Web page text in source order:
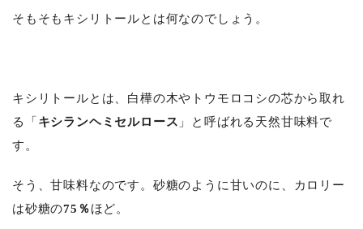
そもそもキシリトールとは何なのでしょう。
キシリトールとは、白樺の木やトウモロコシの芯から取れ
る「 キシランヘミセルロース 」と呼ばれる天然甘味料で
す。
そう、甘味料なのです。 砂糖のように甘いのに、カロリー
は砂糖の75 ％ほど。